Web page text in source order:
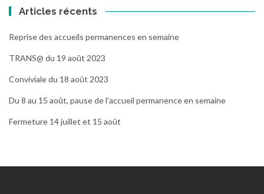
Articles récents
Reprise des accueils permanences en semaine
TRANS@ du 19 août 2023
Conviviale du 18 août 2023
Du 8 au 15 août, pause de l’accueil permanence en semaine
Fermeture 14 juillet et 15 août